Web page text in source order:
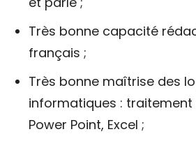
Très bonne capacité
français ;
Très bonne maîtrise des
informatiques : traitement
Power Point, Excel ;